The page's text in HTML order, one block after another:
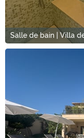
Salle de bain | Villa